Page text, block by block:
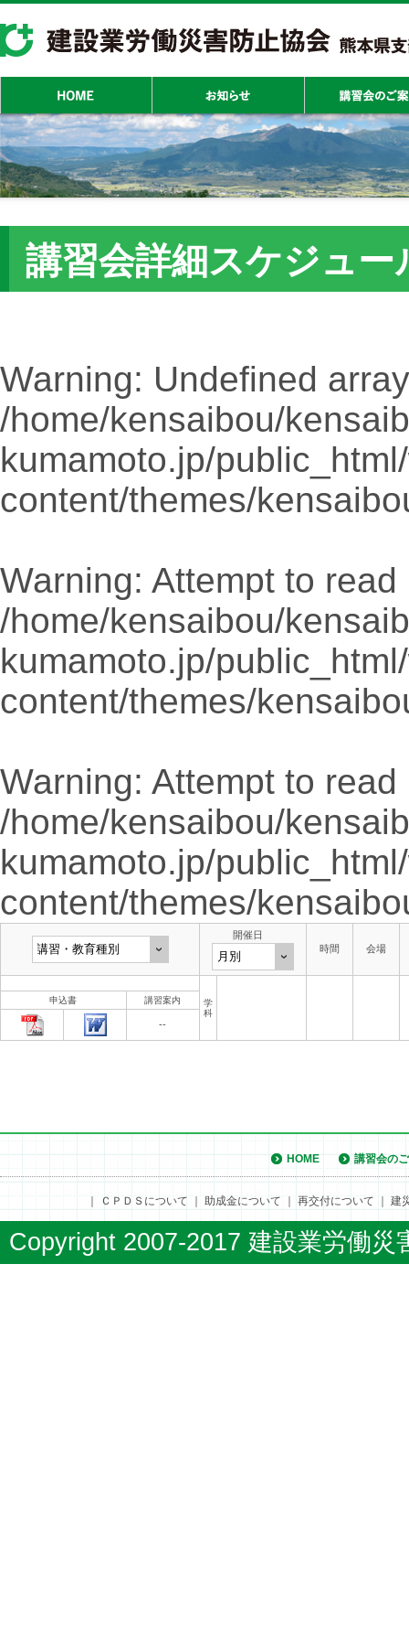
講習会詳細スケジュー
Warning: Undefined
/home/kensaibou/
kumamoto.jp/
content/themes/
Warning: Attempt to
/home/kensaibou/
kumamoto.jp/
content/themes/
Warning: Attempt to
/home/kensaibou/
kumamoto.jp/
content/themes/
開催日
時間
会場
学
科
申込書 講習案内
--
HOME 講習会の
ＣＰＤＳについて 助成金について 再交付について 建
Copyright 2007-2017 建設業労働